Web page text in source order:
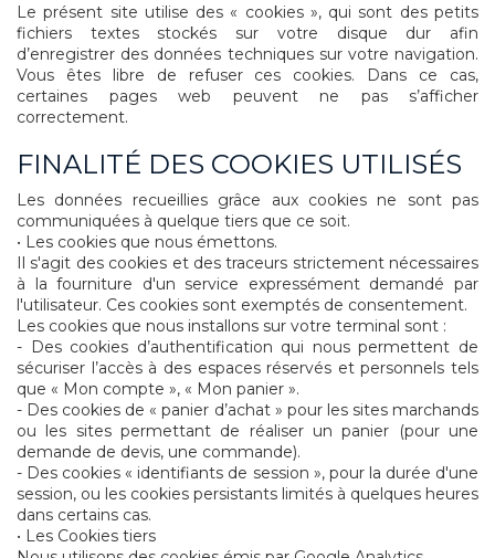
Le présent site utilise des « cookies », qui sont des petits
fichiers textes stockés sur votre disque dur afin
d’enregistrer des données techniques sur votre navigation.
Vous êtes libre de refuser ces cookies. Dans ce cas,
certaines pages web peuvent ne pas s’afficher
correctement.
FINALITÉ DES COOKIES UTILISÉS
Les données recueillies grâce aux cookies ne sont pas
communiquées à quelque tiers que ce soit.
• Les cookies que nous émettons.
Il s'agit des cookies et des traceurs strictement nécessaires
à la fourniture d'un service expressément demandé par
l'utilisateur. Ces cookies sont exemptés de consentement.
Les cookies que nous installons sur votre terminal sont :
- Des cookies d’authentification qui nous permettent de
sécuriser l’accès à des espaces réservés et personnels tels
que « Mon compte », « Mon panier ».
- Des cookies de « panier d’achat » pour les sites marchands
ou les sites permettant de réaliser un panier (pour une
demande de devis, une commande).
- Des cookies « identifiants de session », pour la durée d'une
session, ou les cookies persistants limités à quelques heures
dans certains cas.
• Les Cookies tiers